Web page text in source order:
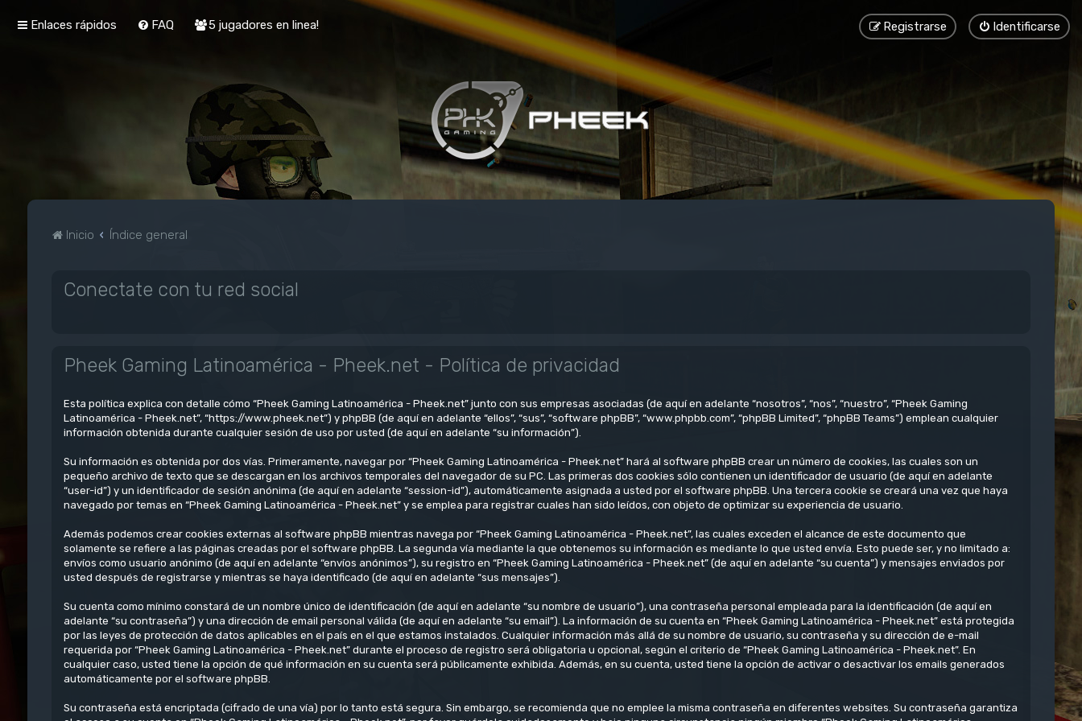
Enlaces rápidos FAQ 5 jugadores en linea! Identificarse
Registrarse
Inicio Índice general
Conectate con tu red social
Pheek Gaming Latinoamérica - Pheek.net - Política de privacidad
Esta política explica con detalle cómo “Pheek Gaming Latinoamérica - Pheek.net” junto con sus empresas asociadas (de aquí en adelante “nosotros”, “nos”, “nuestro”, “Pheek Gaming
Latinoamérica - Pheek.net”, “https://www.pheek.net”) y phpBB (de aquí en adelante “ellos”, “sus”, “software phpBB”, “www.phpbb.com”, “phpBB Limited”, “phpBB Teams”) emplean cualquier
información obtenida durante cualquier sesión de uso por usted (de aquí en adelante “su información”).
Su información es obtenida por dos vías. Primeramente, navegar por “Pheek Gaming Latinoamérica - Pheek.net” hará al software phpBB crear un número de cookies, las cuales son un
pequeño archivo de texto que se descargan en los archivos temporales del navegador de su PC. Las primeras dos cookies sólo contienen un identificador de usuario (de aquí en adelante
“user-id”) y un identificador de sesión anónima (de aquí en adelante “session-id”), automáticamente asignada a usted por el software phpBB. Una tercera cookie se creará una vez que haya
navegado por temas en “Pheek Gaming Latinoamérica - Pheek.net” y se emplea para registrar cuales han sido leídos, con objeto de optimizar su experiencia de usuario.
Además podemos crear cookies externas al software phpBB mientras navega por “Pheek Gaming Latinoamérica - Pheek.net”, las cuales exceden el alcance de este documento que
solamente se refiere a las páginas creadas por el software phpBB. La segunda vía mediante la que obtenemos su información es mediante lo que usted envía. Esto puede ser, y no limitado a:
envíos como usuario anónimo (de aquí en adelante “envíos anónimos”), su registro en “Pheek Gaming Latinoamérica - Pheek.net” (de aquí en adelante “su cuenta”) y mensajes enviados por
usted después de registrarse y mientras se haya identificado (de aquí en adelante “sus mensajes”).
Su cuenta como mínimo constará de un nombre único de identificación (de aquí en adelante “su nombre de usuario”), una contraseña personal empleada para la identificación (de aquí en
adelante “su contraseña”) y una dirección de email personal válida (de aquí en adelante “su email”). La información de su cuenta en “Pheek Gaming Latinoamérica - Pheek.net” está protegida
por las leyes de protección de datos aplicables en el país en el que estamos instalados. Cualquier información más allá de su nombre de usuario, su contraseña y su dirección de e-mail
requerida por “Pheek Gaming Latinoamérica - Pheek.net” durante el proceso de registro será obligatoria u opcional, según el criterio de “Pheek Gaming Latinoamérica - Pheek.net”. En
cualquier caso, usted tiene la opción de qué información en su cuenta será públicamente exhibida. Además, en su cuenta, usted tiene la opción de activar o desactivar los emails generados
automáticamente por el software phpBB.
Su contraseña está encriptada (cifrado de una vía) por lo tanto está segura. Sin embargo, se recomienda que no emplee la misma contraseña en diferentes websites. Su contraseña garantiza